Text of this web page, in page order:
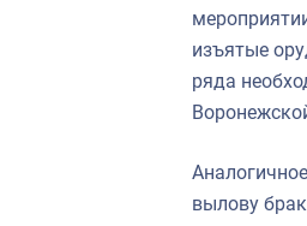
изъятые
ряда
вылову